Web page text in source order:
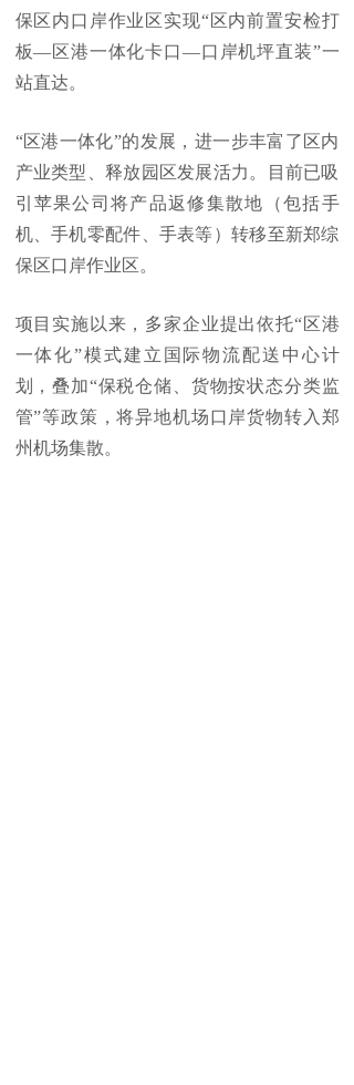
保区内口岸作业区实现“区内前置安检打
板—区港一体化卡口—口岸机坪直装”一
站直达。
“区港一体化”的发展，进一步丰富了区内
产业类型、释放园区发展活力。目前已吸
引苹果公司将产品返修集散地（包括手
机、手机零配件、手表等）转移至新郑综
保区口岸作业区。
项目实施以来，多家企业提出依托“区港
一体化”模式建立国际物流配送中心计
划，叠加“保税仓储、货物按状态分类监
管”等政策，将异地机场口岸货物转入郑
州机场集散。